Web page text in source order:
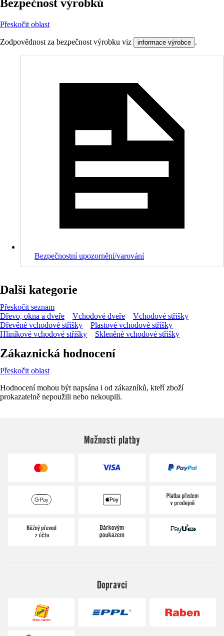
Bezpečnost výrobků
Přeskočit oblast
Zodpovědnost za bezpečnost výrobku viz informace výrobce .
Bezpečnostní upozornění/varování
Další kategorie
Přeskočit seznam
Dřevo, okna a dveře
Vchodové dveře
Vchodové stříšky
Dřevěné vchodové stříšky
Plastové vchodové stříšky
Hliníkové vchodové stříšky
Skleněné vchodové stříšky
Zákaznická hodnocení
Přeskočit oblast
Hodnocení mohou být napsána i od zákazníků, kteří zboží
prokazatelně nepoužili nebo nekoupili.
Možnosti platby
Dopravci